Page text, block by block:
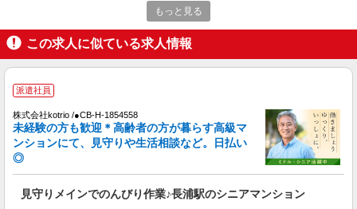
ョンSTAFF募集
時給1500円〜2250円 ＜日払い有/週払い有/交
通費全支給(ガソリン代含む)＞
袖ヶ浦市｜長浦駅
派遣社員
株式会社kotrio /●CB-H-2031623
向かう先は笑顔の待つ場所！デイサービスのサ
時給1600円〜2250円 ＜日払い有/週払い有/交
もっと見る
この求人に似ている求人情報
派遣社員
株式会社kotrio /●CB-H-1854558
未経験の方も歓迎＊高齢者の方が暮らす高級マ
ンションにて、見守りや生活相談など。日払い
◎
見守りメインでのんびり作業♪長浦駅のシニアマンション